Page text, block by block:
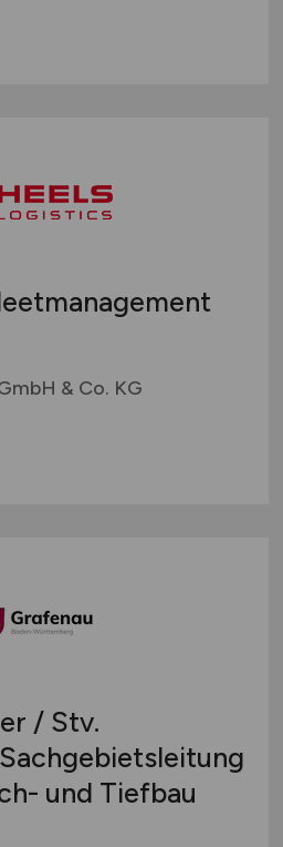
& Co. KG
/ Stv.
und Tiefbau